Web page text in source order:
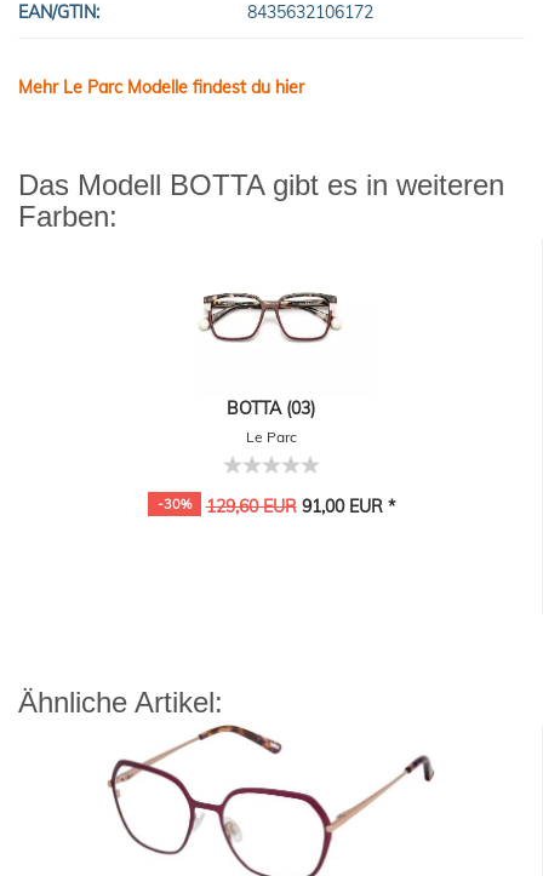
EAN/GTIN: 8435632106172
Mehr Le Parc Modelle findest du hier
Das Modell BOTTA gibt es in weiteren
Farben:
BOTTA (03)
Le Parc
-30% 129,60 EUR91,00 EUR *
Ähnliche Artikel: